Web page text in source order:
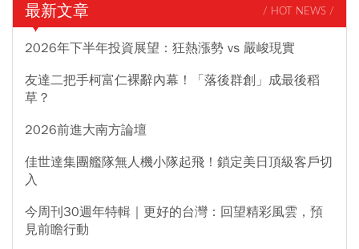
最新文章 / HOT NEWS /
2026年下半年投資展望：狂熱漲勢 vs 嚴峻現實
友達二把手柯富仁裸辭內幕！「落後群創」成最後稻
草？
2026前進大南方論壇
佳世達集團艦隊無人機小隊起飛！鎖定美日頂級客戶切
入
今周刊30週年特輯｜更好的台灣：回望精彩風雲，預
見前瞻行動